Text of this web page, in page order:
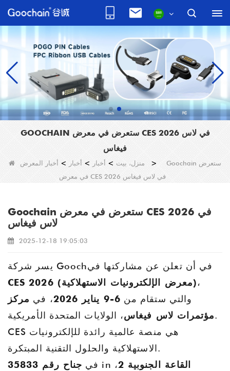
GOOCHAIN ستعرض في معرض CES 2026 في لاس
فيغاس
منزل، بيت > أخبار > أخبار > أخبار المعرض >
Goochain ستعرض
في معرض CES 2026 في لاس فيغاس
Goochain ستعرض في معرض CES 2026 في
لاس فيغاس
2025-12-18 19:05:03
يسر شركة Goochفي أن تعلن عن مشاركتها في
CES 2026 (معرض الإلكترونيات الاستهلاكية)،
والتي ستقام من 6-9 يناير 2026 ، في مركز
مؤتمرات لاس فيغاس، الولايات المتحدة الأمريكية.
CES هي منصة عالمية رائدة للإلكترونيات
الاستهلاكية والحلول التقنية المبتكرة.
في جناح رقم 35833 in القاعة الجنوبية 2
،